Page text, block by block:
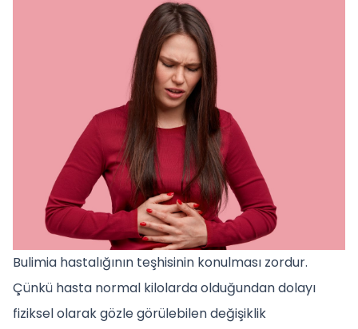
Bulimia hastalığının teşhisinin konulması zordur.
Çünkü hasta normal kilolarda olduğundan dolayı
fiziksel olarak gözle görülebilen değişiklik